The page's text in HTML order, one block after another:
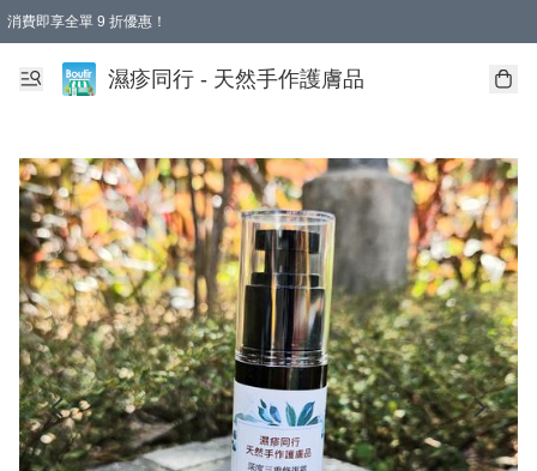
消費即享全單 9 折優惠！
濕疹同行 - 天然手作護膚品